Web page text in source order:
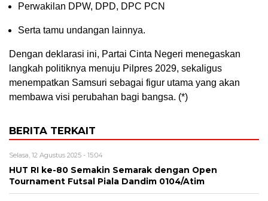
Perwakilan DPW, DPD, DPC PCN
Serta tamu undangan lainnya.
Dengan deklarasi ini, Partai Cinta Negeri menegaskan
langkah politiknya menuju Pilpres 2029, sekaligus
menempatkan Samsuri sebagai figur utama yang akan
membawa visi perubahan bagi bangsa. (*)
BERITA TERKAIT
Selasa, 12 Agustus 2025 - 15:04
HUT RI ke-80 Semakin Semarak dengan Open
Tournament Futsal Piala Dandim 0104/Atim